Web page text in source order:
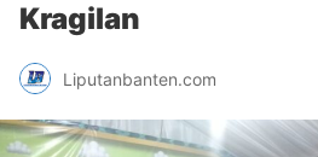
Kragilan
Liputanbanten.com